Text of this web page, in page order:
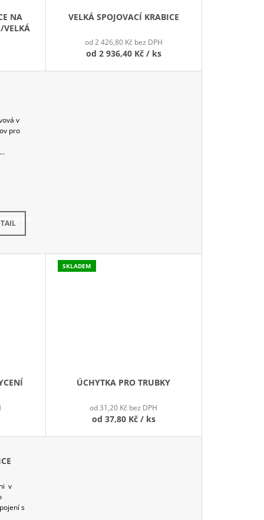
NA
VELKÁ
VELKÁ SPOJOVACÍ KRABICE
od 2 426,80 Kč bez DPH
od 2 936,40 Kč / ks
v
pro
(4 ks)
SKLADEM
ÚCHYTKA PRO TRUBKY
od 31,20 Kč bez DPH
od 37,80 Kč / ks
v
s